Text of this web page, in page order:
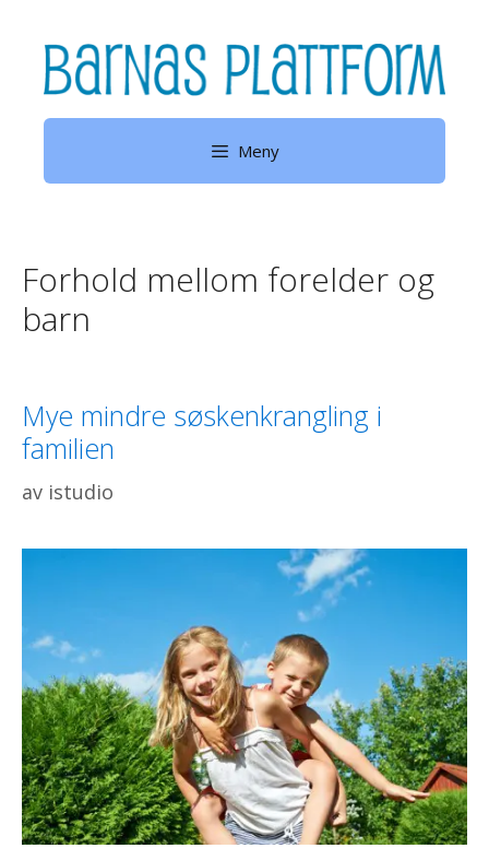
innhold
Meny
Forhold mellom forelder og
barn
Mye mindre søskenkrangling i
familien
av istudio